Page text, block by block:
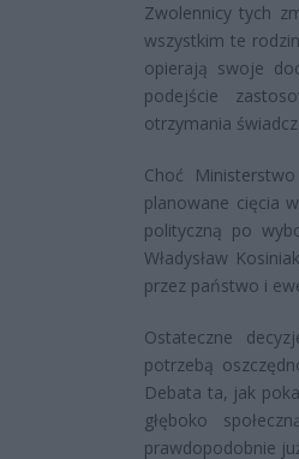
Zwolennicy tych
wszystkim te
opierają swoje
podejście
otrzymania
Choć
planowane cięcia
polityczną po
Władysław
przez państwo i
Ostateczne
potrzebą
Debata ta, jak
głęboko
prawdopodobnie